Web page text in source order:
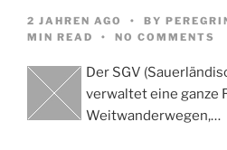
2 JAHREN AGO BY
MIN READ
NO COMMENTS
Der SGV
verwaltet eine ganze
Weitwanderwegen,…